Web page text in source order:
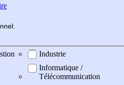
Industrie
Informatique /
Télécommunication